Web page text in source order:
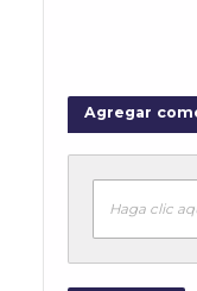
Agregar
Haga clic